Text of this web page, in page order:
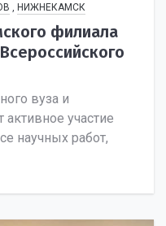
, НИЖНЕКАМСК
филиала
вуза и
участие
научных работ,